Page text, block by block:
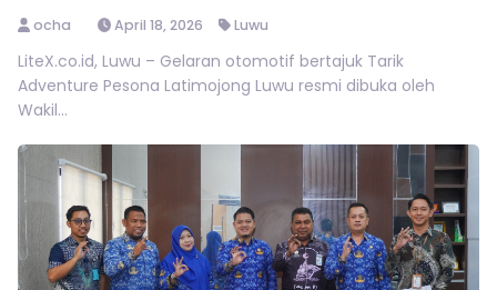
ocha April 18, 2026 Luwu
LiteX.co.id, Luwu – Gelaran otomotif bertajuk Tarik
Adventure Pesona Latimojong Luwu resmi dibuka oleh
Wakil...